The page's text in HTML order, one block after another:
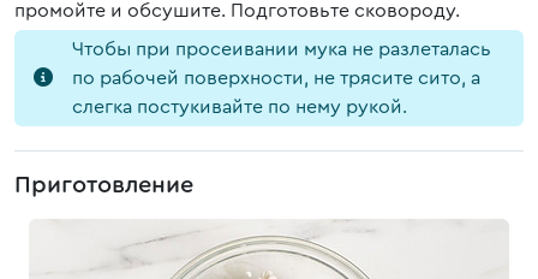
промойте и обсушите. Подготовьте сковороду.
Чтобы при просеивании мука не разлеталась
по рабочей поверхности, не трясите сито, а
слегка постукивайте по нему рукой.
Приготовление